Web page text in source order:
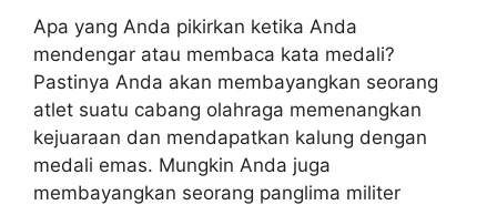
Apa yang Anda pikirkan ketika Anda
mendengar atau membaca kata medali?
Pastinya Anda akan membayangkan seorang
atlet suatu cabang olahraga memenangkan
kejuaraan dan mendapatkan kalung dengan
medali emas. Mungkin Anda juga
membayangkan seorang panglima militer